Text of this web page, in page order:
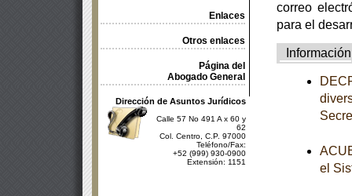
Enlaces
Otros enlaces
Página del
Abogado General
Dirección de Asuntos Jurídicos
Calle 57 No 491 A x 60 y
62
Col. Centro, C.P. 97000
Teléfono/Fax:
+52 (999) 930-0900
Extensión: 1151
correo
para el
Información
el